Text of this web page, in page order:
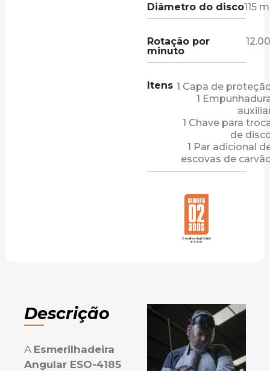
Diâmetro do disco115
Rotação por
minuto
Itens 1 Capa de
1
1 Chave para
de
1 Par adicional
escovas de
Descrição
A Esmerilhadeira
Angular ESO-4185